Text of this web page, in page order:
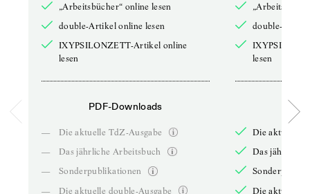
„Arbeitsbücher“ online lesen
double-Artikel online lesen
IXYPSILONZETT-Artikel online
lesen
PDF-Downloads
—
Die aktuelle TdZ-Ausgabe
—
Das jährliche Arbeitsbuch
—
Sonderpublikationen
—
Die aktuelle double-Ausgabe
double-
lesen
Die aktuelle
Das jährliche
Die aktuelle